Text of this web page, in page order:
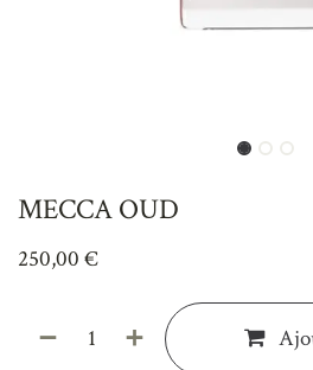
MECCA OUD
250,00 €